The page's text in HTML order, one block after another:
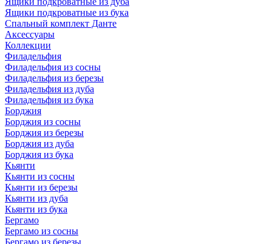
Ящики подкроватные из бука
Спальный комплект Данте
Аксессуары
Коллекции
Филадельфия
Филадельфия из сосны
Филадельфия из березы
Филадельфия из дуба
Филадельфия из бука
Борджия
Борджия из сосны
Борджия из березы
Борджия из дуба
Борджия из бука
Кьянти
Кьянти из сосны
Кьянти из березы
Кьянти из дуба
Кьянти из бука
Бергамо
Бергамо из сосны
Бергамо из березы